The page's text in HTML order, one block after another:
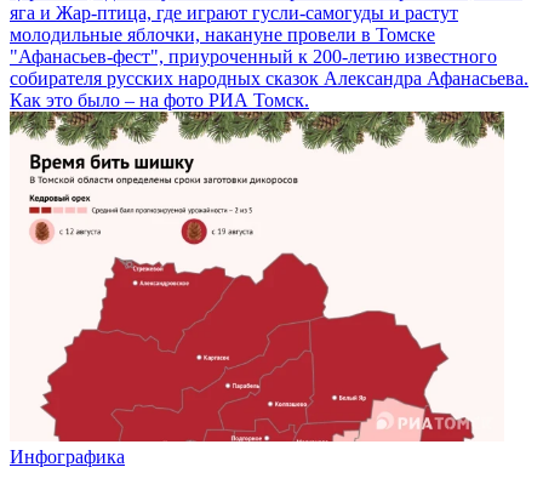
яга и Жар-птица, где играют гусли-самогуды и растут
молодильные яблочки, накануне провели в Томске
"Афанасьев-фест", приуроченный к 200-летию известного
собирателя русских народных сказок Александра Афанасьева.
Как это было – на фото РИА Томск.
Инфографика